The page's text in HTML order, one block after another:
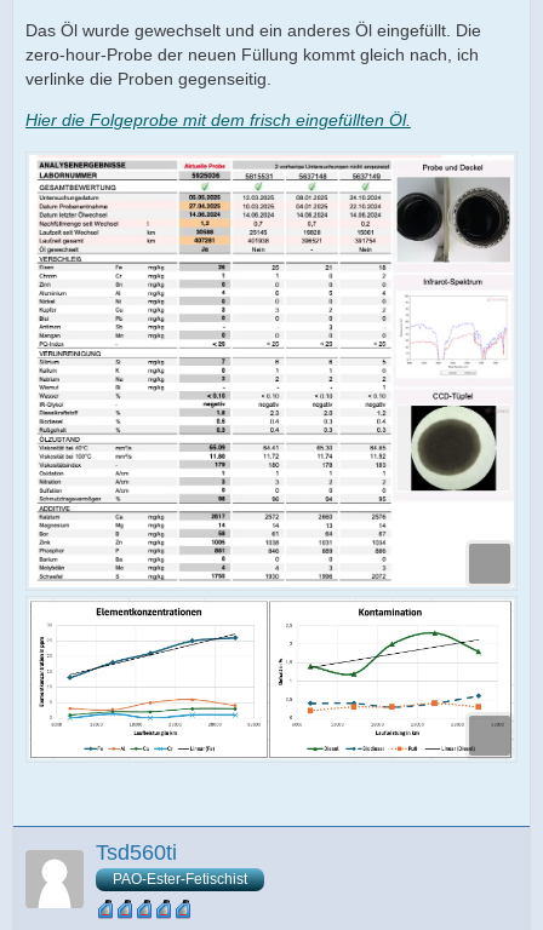
Das Öl wurde gewechselt und ein anderes Öl eingefüllt. Die
zero-hour-Probe der neuen Füllung kommt gleich nach, ich
verlinke die Proben gegenseitig.
Hier die Folgeprobe mit dem frisch eingefüllten Öl.
Tsd560ti
PAO-Ester-Fetischist